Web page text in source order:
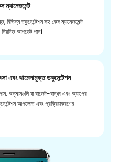
ম্যানেজমেন্ট
বিভিন্ন ডকুমেন্টেশন সহ কেস ম্যানেজমেন্ট
নিয়মিত আপডেট পান।
এবং ঝামেলামুক্ত ডকুমেন্টেশন
পান. অনুমানগুলি যা বাজেট-বান্ধব এবং অ্যাপের
আপলোড এবং প্রক্রিয়াকরণের